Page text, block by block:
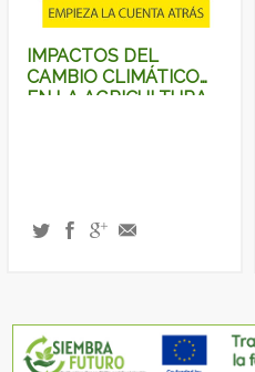
IMPACTOS DEL
CAMBIO CLIMÁTICO
EN LA AGRICULTURA